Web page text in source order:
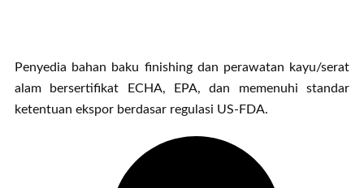
Penyedia bahan baku finishing dan perawatan kayu/serat
alam bersertifikat ECHA, EPA, dan memenuhi standar
ketentuan ekspor berdasar regulasi US-FDA.